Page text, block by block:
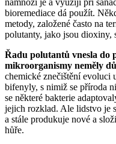
bioremediace dá použít.
metody, založené často na
polutanty, jako jsou dioxiny,
Řadu polutantů vnesla do
mikroorganismy neměly
chemické znečištění evoluci
bifenyly, s nimiž se příroda
se některé bakterie
jejich rozklad. Ale lidstvo je
a stále produkuje nové a
hůře.